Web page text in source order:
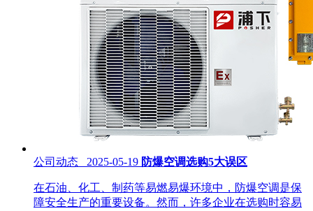
公司动态 2025-05-19 防爆空调选购5大误区
在石油、化工、制药等易燃易爆环境中，防爆空调是保
障安全生产的重要设备。然而，许多企业在选购时容易